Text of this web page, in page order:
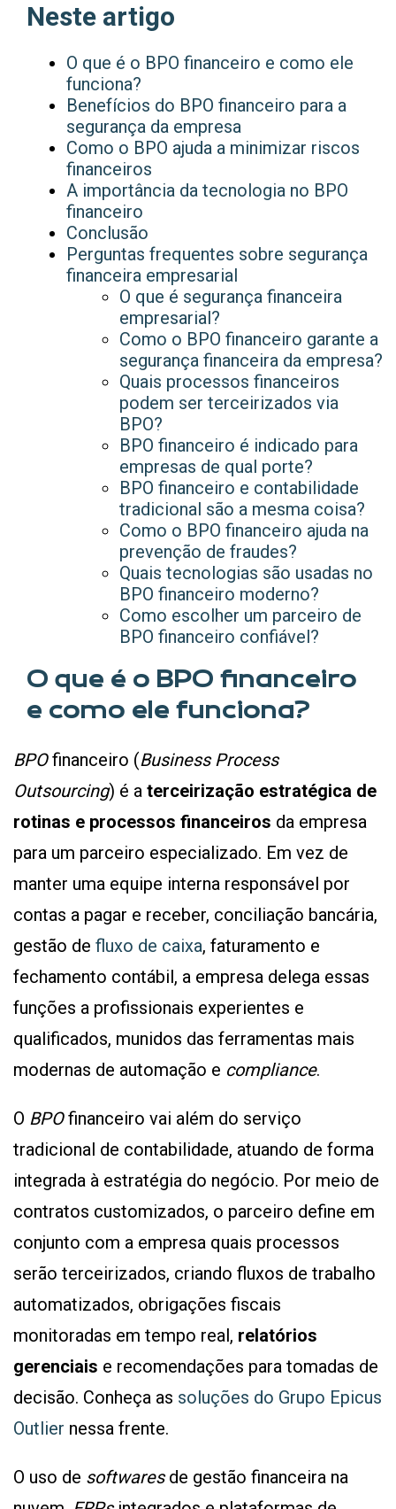
Neste artigo
O que é o BPO financeiro e como ele
funciona?
Benefícios do BPO financeiro para a
segurança da empresa
Como o BPO ajuda a minimizar riscos
financeiros
A importância da tecnologia no BPO
financeiro
Conclusão
Perguntas frequentes sobre segurança
financeira empresarial
O que é segurança financeira
empresarial?
Como o BPO financeiro garante a
segurança financeira da empresa?
Quais processos financeiros
podem ser terceirizados via
BPO?
BPO financeiro é indicado para
empresas de qual porte?
BPO financeiro e contabilidade
tradicional são a mesma coisa?
Como o BPO financeiro ajuda na
prevenção de fraudes?
Quais tecnologias são usadas no
BPO financeiro moderno?
Como escolher um parceiro de
BPO financeiro confiável?
O que é o BPO financeiro
e como ele funciona?
BPOfinanceiro (Business Process
Outsourcing) é a terceirização estratégica de
rotinas e processos financeiros da empresa
para um parceiro especializado. Em vez de
manter uma equipe interna responsável por
contas a pagar e receber, conciliação bancária,
gestão de fluxo de caixa, faturamento e
fechamento contábil, a empresa delega essas
funções a profissionais experientes e
qualificados, munidos das ferramentas mais
modernas de automação e compliance.
O BPOfinanceiro vai além do serviço
tradicional de contabilidade, atuando de forma
integrada à estratégia do negócio. Por meio de
contratos customizados, o parceiro define em
conjunto com a empresa quais processos
serão terceirizados, criando fluxos de trabalho
automatizados, obrigações fiscais
monitoradas em tempo real, relatórios
gerenciais e recomendações para tomadas de
decisão. Conheça as soluções do Grupo Epicus
Outlier nessa frente.
O uso de softwaresde gestão financeira na